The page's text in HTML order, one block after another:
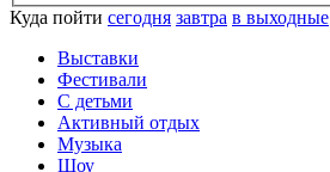
Куда пойти сегодня завтра в выходные
Выставки
Фестивали
С детьми
Активный отдых
Музыка
Шоу